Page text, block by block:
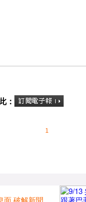
：
1
面 破解新聞